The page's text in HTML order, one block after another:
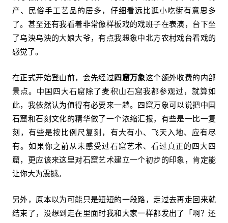
产、民俗手工艺品的居多，仔细看远比逛小吃街有意思多
了。甚至还有我看着非常像样板戏的戏班子在表演，台下坐
了乌泱乌泱的大娘大爷，有点我想象中北方农村戏台看戏的
感觉了。
在正式开始登山前，会先经过四窟万象这个额外收费的内部
景点。中国四大石窟除了麦积山石窟我都参观过，就算如
此，我依然认为值得有必要来一趟。四窟万象可以说把中国
石窟和石刻文化的精华做了一个浓缩汇报，有些是一比一复
刻，有些是按比例尺复刻，有大有小、飞天入地、应有尽
有。如果你之前从未感受过石窟艺术、看过真正的四大四
窟，更应该来这里对石窟艺术建立一个初步的印象，肯定能
让你大为震撼。
另外，原本以为可能只是短短的一段路，走过去再走回来就
结束了，没想到走在里面时我和大家一样都发出了「啊？还